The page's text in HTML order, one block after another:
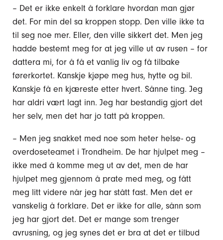
– Det er ikke enkelt å forklare hvordan man gjør
det. For min del sa kroppen stopp. Den ville ikke ta
til seg noe mer. Eller, den ville sikkert det. Men jeg
hadde bestemt meg for at jeg ville ut av rusen – for
dattera mi, for å få et vanlig liv og få tilbake
førerkortet. Kanskje kjøpe meg hus, hytte og bil.
Kanskje få en kjæreste etter hvert. Sånne ting. Jeg
har aldri vært lagt inn. Jeg har bestandig gjort det
her selv, men det har jo tatt på kroppen.
– Men jeg snakket med noe som heter helse- og
overdoseteamet i Trondheim. De har hjulpet meg –
ikke med å komme meg ut av det, men de har
hjulpet meg gjennom å prate med meg, og fått
meg litt videre når jeg har stått fast. Men det er
vanskelig å forklare. Det er ikke for alle, sånn som
jeg har gjort det. Det er mange som trenger
avrusning, og jeg synes det er bra at det er tilbud